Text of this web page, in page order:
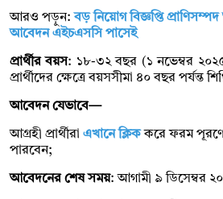
আরও পড়ুন: বড় নিয়োগ বিজ্ঞপ্তি
আবেদন এইচএসসি পাসেই
প্রার্থীর বয়স: ১৮-৩২ বছর (১ নভেম্বর
প্রার্থীদের ক্ষেত্রে বয়সসীমা ৪০ বছর পর্যন্ত
আবেদন যেভাবে—
আগ্রহী প্রার্থীরা এখানে ক্লিক করে ফরম
পারবেন;
আবেদনের শেষ সময়: আগামী ৯ ডিসেম্বর